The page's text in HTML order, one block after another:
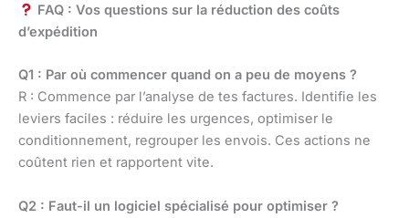
FAQ : Vos questions sur la réduction des coûts
d’expédition
Q1 : Par où commencer quand on a peu de moyens ?
R : Commence par l’analyse de tes factures. Identifie les
leviers faciles : réduire les urgences, optimiser le
conditionnement, regrouper les envois. Ces actions ne
coûtent rien et rapportent vite.
Q2 : Faut-il un logiciel spécialisé pour optimiser ?